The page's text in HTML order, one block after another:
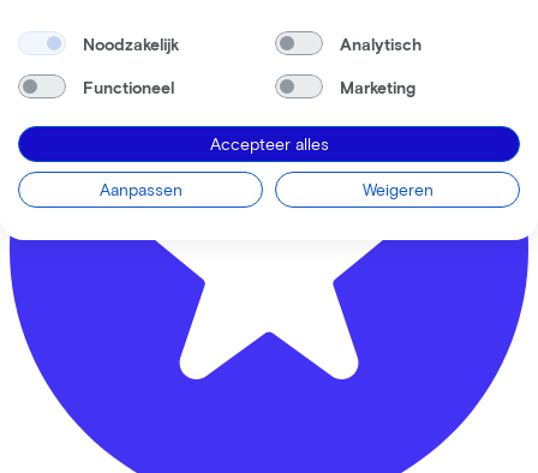
Noodzakelijk Analytisch
Functioneel Marketing
Accepteer alles
Aanpassen Weigeren